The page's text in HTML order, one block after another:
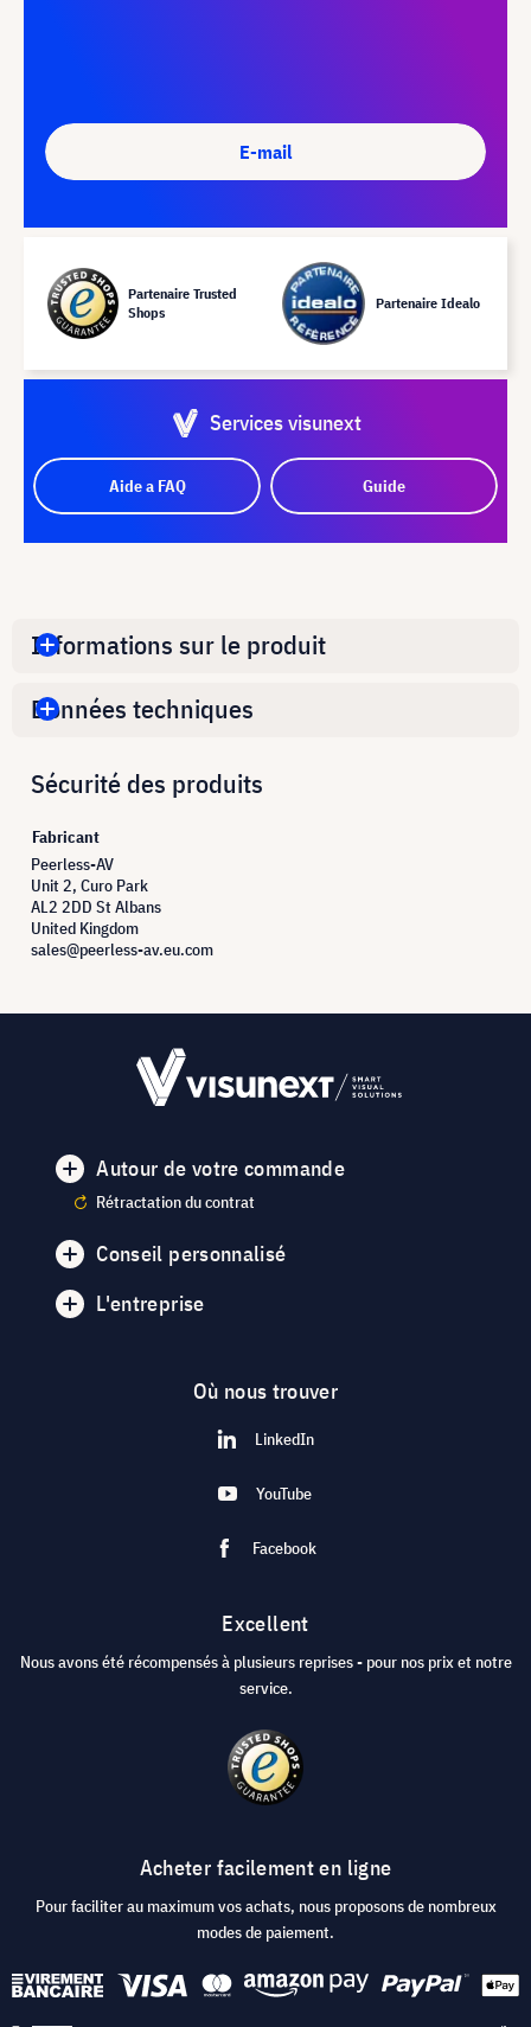
E-mail
Partenaire Trusted
Shops
Partenaire Idealo
Services visunext
Aide a FAQ Guide
Informations sur le produit
Données techniques
Sécurité des produits
Fabricant
Peerless-AV
Unit 2, Curo Park
AL2 2DD St Albans
United Kingdom
sales@peerless-av.eu.com
Autour de votre commande
Rétractation du contrat
Conseil personnalisé
L'entreprise
Où nous trouver
LinkedIn
YouTube
Facebook
Excellent
Nous avons été récompensés à plusieurs reprises - pour nos prix et notre
service.
Acheter facilement en ligne
Pour faciliter au maximum vos achats, nous proposons de nombreux
modes de paiement.